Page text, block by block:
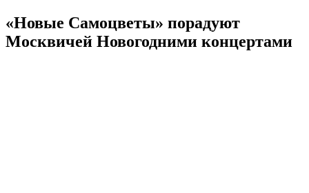
«Новые Самоцветы» порадуют
Москвичей Новогодними концертами